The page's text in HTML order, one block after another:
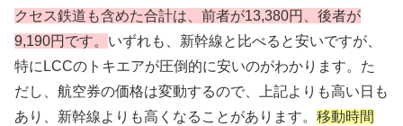
クセス鉄道も含めた合計は、前者が13,380円、後者が
9,190円です。 いずれも、新幹線と比べると安いですが、
特にLCCのトキエアが圧倒的に安いのがわかります。た
だし、航空券の価格は変動するので、上記よりも高い日も
あり、新幹線よりも高くなることがあります。 移動時間